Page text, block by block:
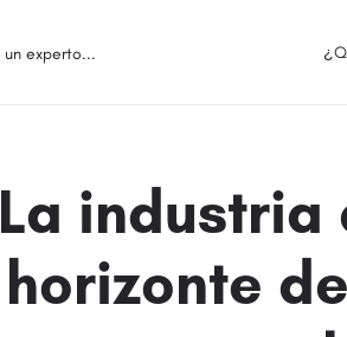
La industria
horizonte